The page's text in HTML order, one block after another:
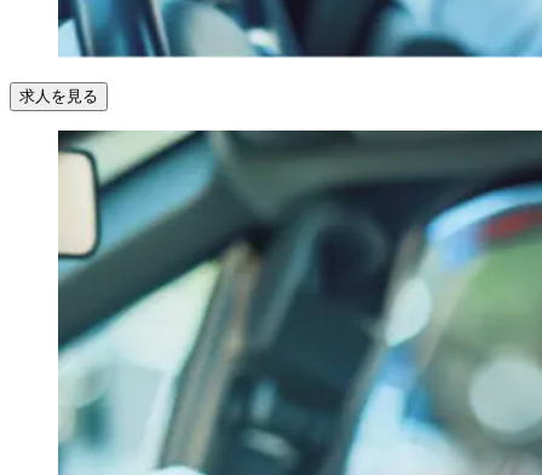
求人を見る